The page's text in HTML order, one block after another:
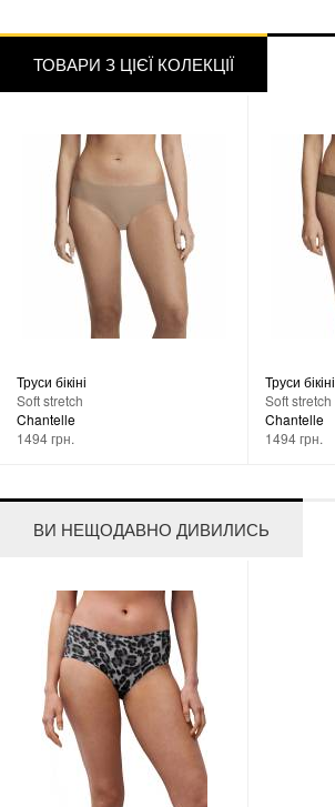
ТОВАРИ З ЦІЄЇ КОЛЕКЦІЇ
Труси бікіні
Soft stretch
Chantelle
1494 грн.
Труси бікіні
Soft stretch
Chantelle
1494 грн.
ВИ НЕЩОДАВНО ДИВИЛИСЬ